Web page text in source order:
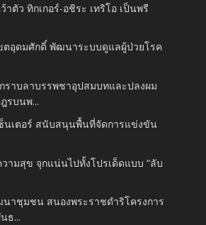
าตัว ทิกเกอร์-อชิระ เทริโอ เป็นพรี
ตอุดมศักดิ์ พัฒนาระบบดูแลผู้ป่วยโรค
ราบลาบรรพชาอุปสมบทและปลงผม
รบนพ...
ซ็นเตอร์ สนับสนุนพื้นที่จัดการแข่งขัน
ามสุข จุกแน่นไปทั้งโปรเด็ดแบบ “ลับ
าชุมชน สนองพระราชดำริโครงการ
ธ...